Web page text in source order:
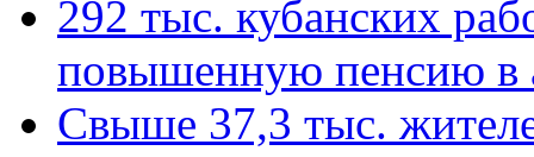
292 тыс. кубанских
повышенную пенсию в
Свыше 37,3 тыс.